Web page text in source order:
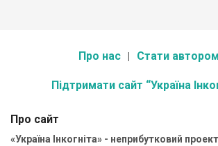
Про нас Стати автором
Підтримати сайт “Україна
Про сайт
«Україна Інкогніта» - неприбутковий